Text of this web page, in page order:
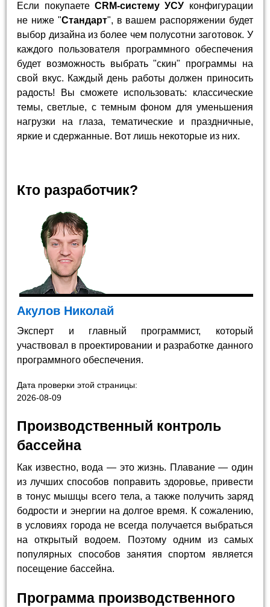
Если покупаете CRM-систему УСУ конфигурации
не ниже "Стандарт", в вашем распоряжении будет
выбор дизайна из более чем полусотни заготовок. У
каждого пользователя программного обеспечения
будет возможность выбрать "скин" программы на
свой вкус. Каждый день работы должен приносить
радость! Вы сможете использовать: классические
темы, светлые, с темным фоном для уменьшения
нагрузки на глаза, тематические и праздничные,
яркие и сдержанные. Вот лишь некоторые из них.
Кто разработчик?
Акулов Николай
Эксперт и главный программист, который
участвовал в проектировании и разработке данного
программного обеспечения.
Дата проверки этой страницы:
2026-08-09
Производственный контроль
бассейна
Как известно, вода — это жизнь. Плавание — один
из лучших способов поправить здоровье, привести
в тонус мышцы всего тела, а также получить заряд
бодрости и энергии на долгое время. К сожалению,
в условиях города не всегда получается выбраться
на открытый водоем. Поэтому одним из самых
популярных способов занятия спортом является
посещение бассейна.
Программа производственного